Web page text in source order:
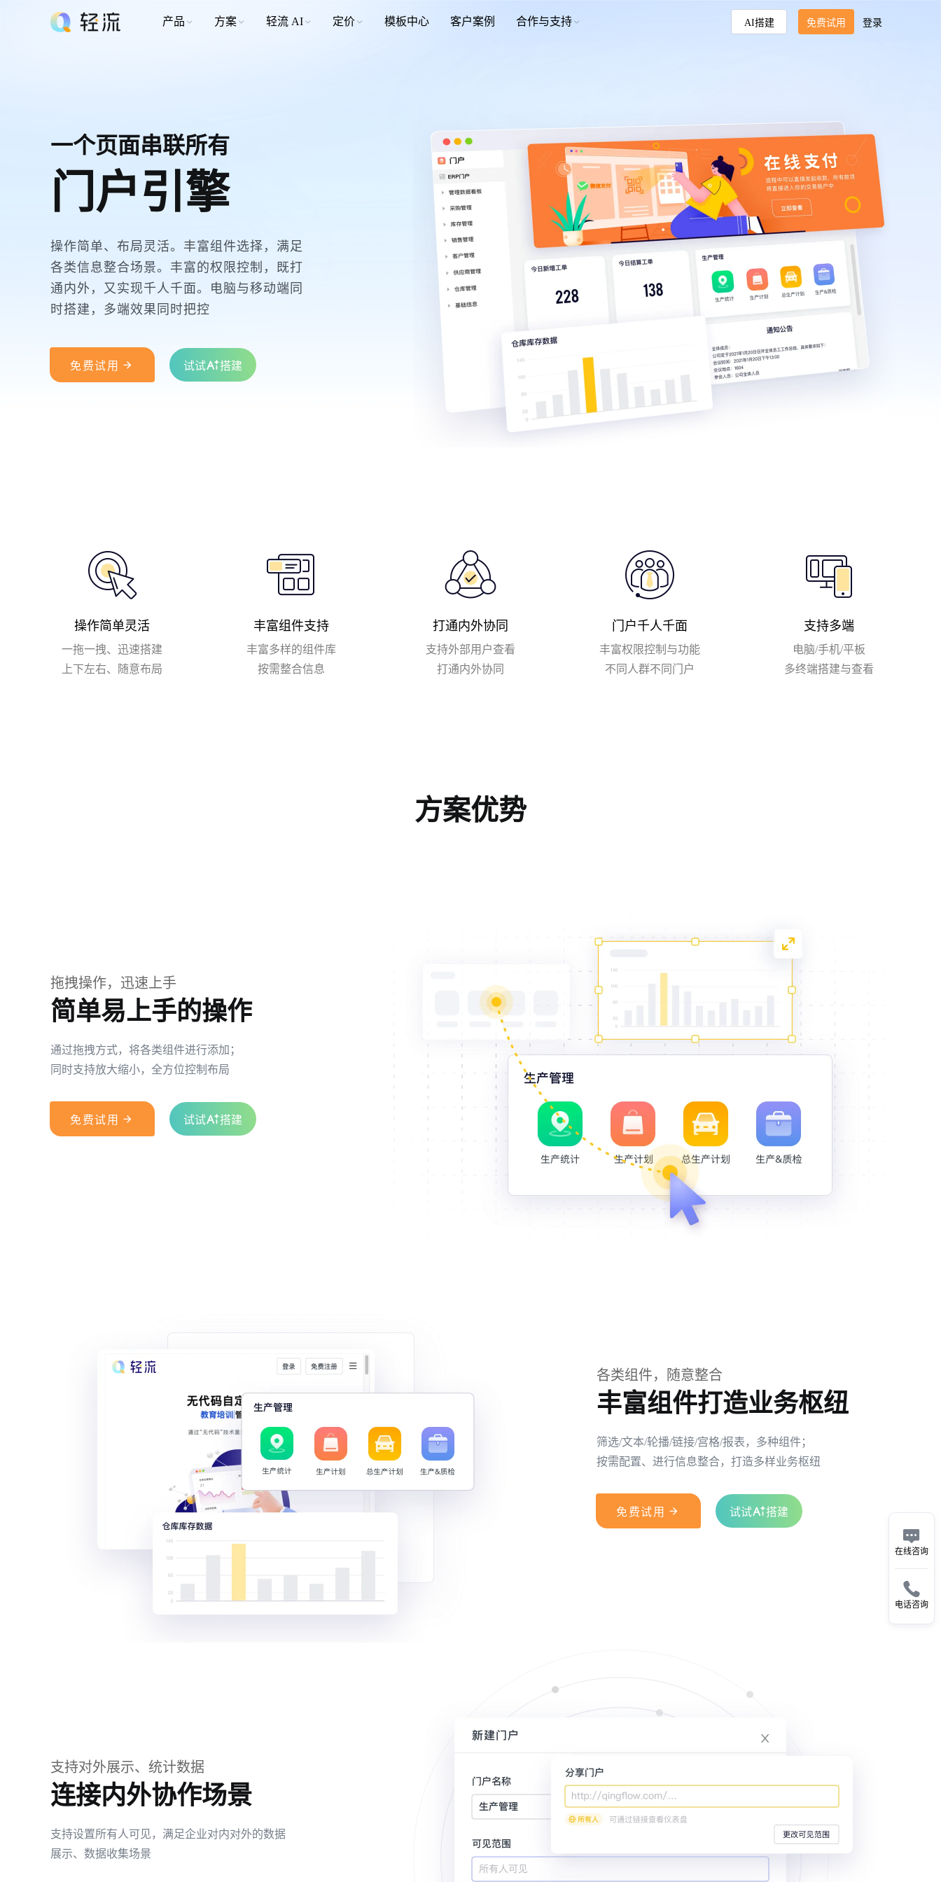
产品 方案 轻流 AI 定价 模板中心 客户案例 合作与支持 AI搭建 免费试用 登录
一个页面串联所有
门户引擎
操作简单、布局灵活。丰富组件选择，满足
各类信息整合场景。丰富的权限控制，既打
通内外，又实现千人千面。电脑与移动端同
时搭建，多端效果同时把控
免费试用  试试 搭建
操作简单灵活
一拖一拽、迅速搭建
上下左右、随意布局
丰富组件支持
丰富多样的组件库
按需整合信息
打通内外协同
支持外部用户查看
打通内外协同
门户千人千面
丰富权限控制与功能
不同人群不同门户
支持多端
电脑/手机/平板
多终端搭建与查看
方案优势
拖拽操作，迅速上手
简单易上手的操作
通过拖拽方式，将各类组件进行添加；
同时支持放大缩小，全方位控制布局
免费试用  试试 搭建
各类组件，随意整合
丰富组件打造业务枢纽
筛选/文本/轮播/链接/宫格/报表，多种组件；
按需配置、进行信息整合，打造多样业务枢纽
免费试用  试试 搭建
支持对外展示、统计数据
连接内外协作场景
支持设置所有人可见，满足企业对内对外的数据
展示、数据收集场景

在线咨询

电话咨询